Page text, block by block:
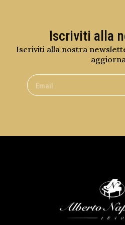
Iscriviti alla
Iscriviti alla nostra